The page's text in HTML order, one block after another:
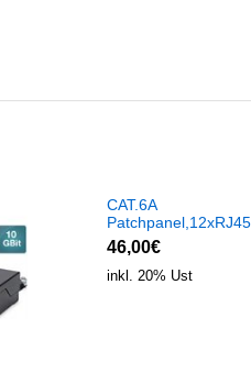
CAT.6A
Patchpanel,12xRJ45
Desktop, RAL7035,
10GBit
46,00€
inkl. 20% Ust